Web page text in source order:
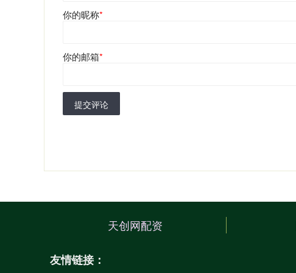
你的昵称*
你的邮箱*
提交评论
天创网配资
友情链接：